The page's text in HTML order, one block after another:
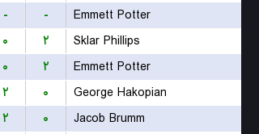
Emmett Potter
-
-
Sklar Phillips
۲ ۰
Emmett Potter
۲ ۰
George Hakopian
۰ ۲
Jacob Brumm
۰ ۲